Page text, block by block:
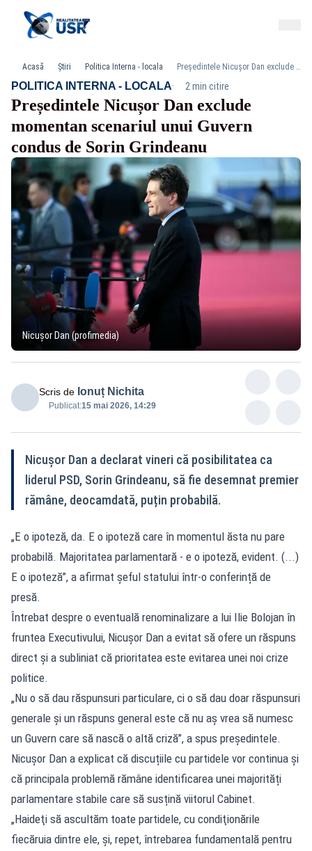
Acasă Știri Politica Interna - locala Președintele Nicușor Dan exclude momentan scenariul unui Guvern condus de Sorin Grindeanu
POLITICA INTERNA - LOCALA· 2 min citire
Președintele Nicușor Dan exclude
momentan scenariul unui Guvern
condus de Sorin Grindeanu
Nicușor Dan (profimedia)
Scris de Ionuț Nichita
Publicat:15 mai 2026, 14:29
Nicuşor Dan a declarat vineri că posibilitatea ca
liderul PSD, Sorin Grindeanu, să fie desemnat premier
rămâne, deocamdată, puțin probabilă.
„E o ipoteză, da. E o ipoteză care în momentul ăsta nu pare
probabilă. Majoritatea parlamentară - e o ipoteză, evident. (...)
E o ipoteză”, a afirmat șeful statului într-o conferință de
presă.
Întrebat despre o eventuală renominalizare a lui Ilie Bolojan în
fruntea Executivului, Nicușor Dan a evitat să ofere un răspuns
direct și a subliniat că prioritatea este evitarea unei noi crize
politice.
„Nu o să dau răspunsuri particulare, ci o să dau doar răspunsuri
generale şi un răspuns general este că nu aş vrea să numesc
un Guvern care să nască o altă criză”, a spus președintele.
Nicuşor Dan a explicat că discuțiile cu partidele vor continua și
că principala problemă rămâne identificarea unei majorități
parlamentare stabile care să susțină viitorul Cabinet.
„Haideţi să ascultăm toate partidele, cu condiţionările
fiecăruia dintre ele, şi, repet, întrebarea fundamentală pentru